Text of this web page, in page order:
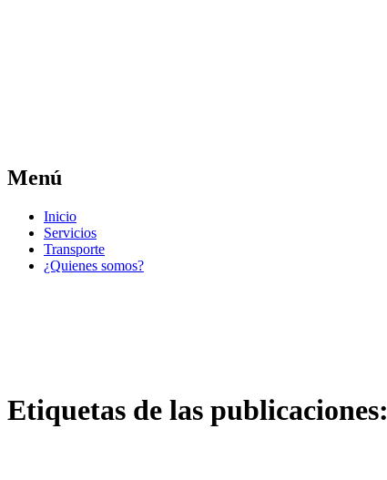
Menú
contenido
Inicio
Servicios
Transporte
¿Quienes somos?
Etiquetas de las publicaciones: